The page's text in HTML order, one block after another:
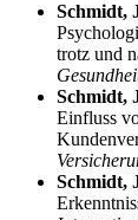
Schmidt,
trotz und
Schmidt,
Einfluss
Schmidt,